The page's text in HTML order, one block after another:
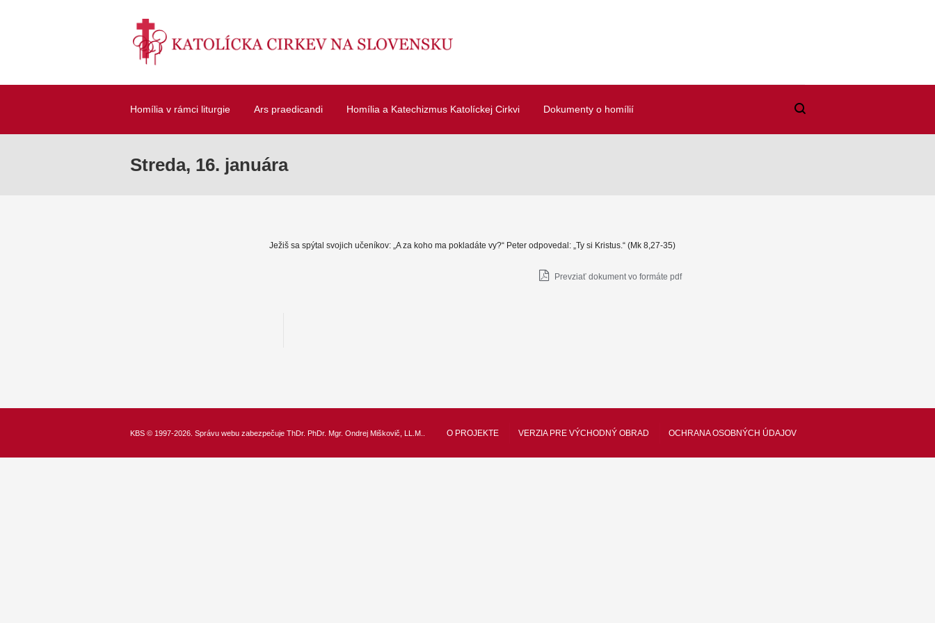
Homília v rámci liturgie Ars praedicandi Homília a Katechizmus Katolíckej Cirkvi Dokumenty o homílií
Streda, 16. januára
Ježiš sa spýtal svojich učeníkov: „A za koho ma pokladáte vy?“ Peter odpovedal: „Ty si Kristus.“ (Mk 8,27-35)
Prevziať dokument vo formáte pdf
KBS © 1997-2026. Správu webu zabezpečuje ThDr. PhDr. Mgr. Ondrej Miškovič, LL.M. O PROJEKTE VERZIA PRE VÝCHODNÝ OBRAD OCHRANA OSOBNÝCH ÚDAJOV